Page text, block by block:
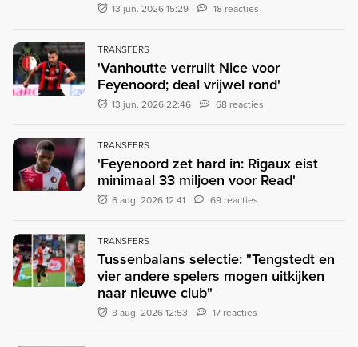
13 jun. 2026 15:29 18 reacties
TRANSFERS
'Vanhoutte verruilt Nice voor
Feyenoord; deal vrijwel rond'
13 jun. 2026 22:46 68 reacties
TRANSFERS
'Feyenoord zet hard in: Rigaux eist
minimaal 33 miljoen voor Read'
6 aug. 2026 12:41 69 reacties
TRANSFERS
Tussenbalans selectie: "Tengstedt en
vier andere spelers mogen uitkijken
naar nieuwe club"
8 aug. 2026 12:53 17 reacties